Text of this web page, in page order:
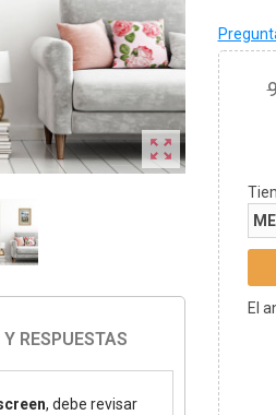

RESPUESTAS
, debe revisar
El